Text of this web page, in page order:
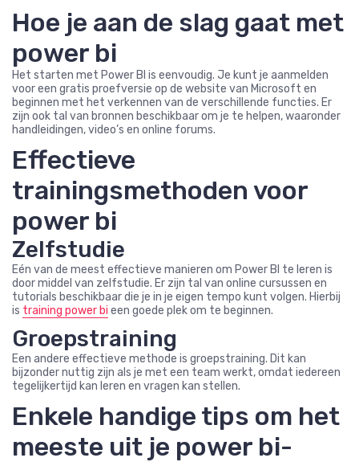
Hoe je aan de slag gaat met
power bi
Het starten met Power BI is eenvoudig. Je kunt je aanmelden
voor een gratis proefversie op de website van Microsoft en
beginnen met het verkennen van de verschillende functies. Er
zijn ook tal van bronnen beschikbaar om je te helpen, waaronder
handleidingen, video’s en online forums.
Effectieve
trainingsmethoden voor
power bi
Zelfstudie
Eén van de meest effectieve manieren om Power BI te leren is
door middel van zelfstudie. Er zijn tal van online cursussen en
tutorials beschikbaar die je in je eigen tempo kunt volgen. Hierbij
is training power bi een goede plek om te beginnen.
Groepstraining
Een andere effectieve methode is groepstraining. Dit kan
bijzonder nuttig zijn als je met een team werkt, omdat iedereen
tegelijkertijd kan leren en vragen kan stellen.
Enkele handige tips om het
meeste uit je power bi-